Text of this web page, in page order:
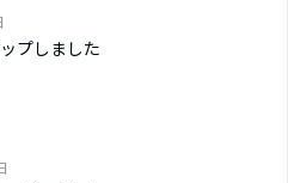
プしました